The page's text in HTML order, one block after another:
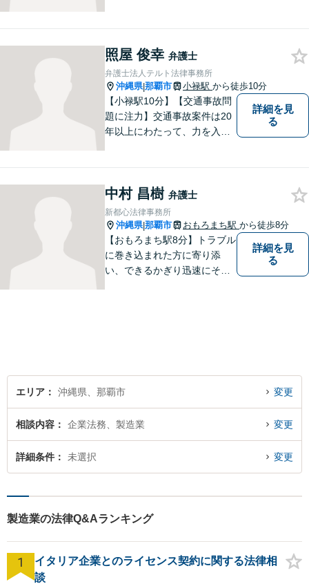
指すことが私の信念です。
【休日面談可】
照屋 俊幸 弁護士
弁護士法人テルト法律事務所
沖縄県|那覇市 小禄駅 から徒歩10分
【小禄駅10分】【交通事故問
題に注力】交通事故案件は20
年以上にわたって、力を入れ
はぜひ、当事務所にご相談く
ださい。【企業法務対応可
能】
詳細を見
る
中村 昌樹 弁護士
新都心法律事務所
沖縄県|那覇市 おもろまち駅 から徒歩8分
【おもろまち駅8分】トラブル
に巻き込まれた方に寄り添
い、できるかぎり迅速にそし
下さい。
詳細を見
る
エリア 沖縄県、那覇市 変更
相談内容 企業法務、製造業 変更
詳細条件 未選択 変更
製造業の法律Q&Aランキング
1
イタリア企業とのライセンス契約に関する法律相
談